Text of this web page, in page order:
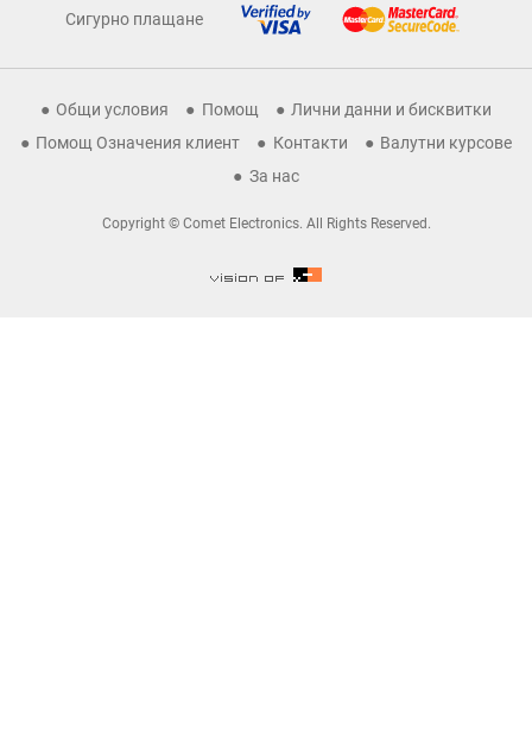
Сигурно плащане
Общи условия Помощ
Лични данни и бисквитки
Помощ Означения клиент
Контакти
Валутни курсове
За нас
Copyright © Comet Electronics. All Rights Reserved.